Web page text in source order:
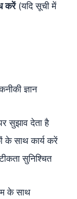
करें(यदि सूची में
ज्ञान
सुझाव देता है
के साथ कार्य करें
सुनिश्चित
के साथ